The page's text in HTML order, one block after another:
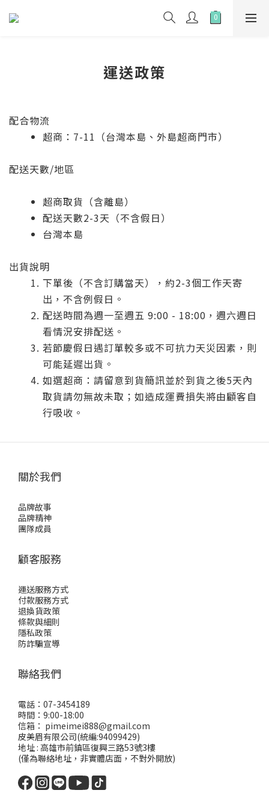
運送政策
配合物流
超商：7-11（台灣本島、外島超商門市）
配送天數/地區
超商取貨（含離島）
配送天數2-3天（不含假日）
台灣本島
出貨說明
下單後（不含訂購當天），約2-3個工作天寄
出，不含例假日。
配送時間為週一至週五 9:00 - 18:00，週六週日
看情況安排配送。
若節慶假日遇訂單較多或不可抗力天災因素，則
可能延遲出貨。
如選超商：請留意到貨簡訊並於到貨之後5天內
取貨請勿無故未取；如造成運費損失將由顧客自
行吸收。
關於我們
品牌故事
品牌精神
團隊成員
顧客服務
運送服務方式
付款服務方式
退換貨政策
條款與細則
隱私政策
防詐騙宣導
聯絡我們
電話：07-3454189
時間：9:00-18:00
信箱： pimeimei888@gmail.com
皮美眉有限公司(統編:94099429)
地址 : 高雄市前鎮區復興三路53號3樓
(僅為聯絡地址，非實體店面，不對外開放)